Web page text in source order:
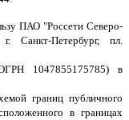
ПАО "Россети Северо-
Санкт-Петербург, пл.
1047855175785) в
границ публичного
в границах